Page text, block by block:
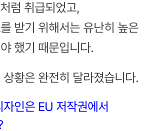
처럼 취급되었고,
받기 위해서는 유난히 높은
했기 때문입니다.
황은 완전히 달라졌습니다.
인은 EU 저작권에서